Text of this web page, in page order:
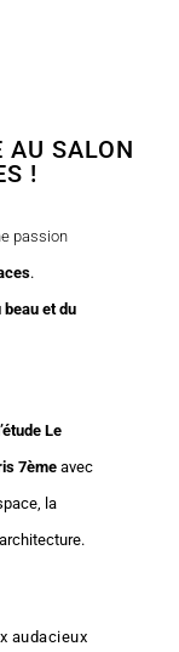
AU SALON
!
passion
.
et du
Le
7èmeavec
la
audacieux